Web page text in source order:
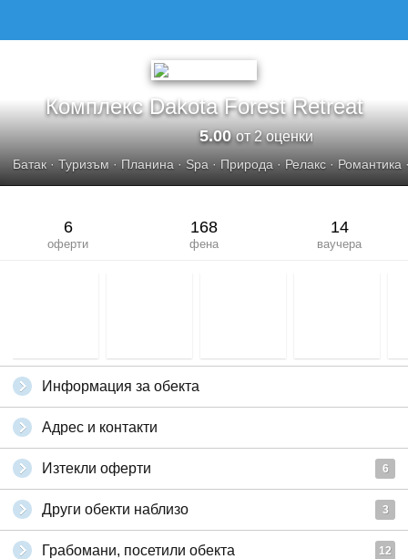
Комплекс Dakota Forest Retreat
5.00от 2 оценки
Батак · Туризъм · Планина · Spa · Природа · Релакс · Романтика
6
оферти
168
фена
14
ваучера
Информация за обекта
Адрес и контакти
Изтекли оферти 6
Други обекти наблизо 3
Грабомани, посетили обекта 12